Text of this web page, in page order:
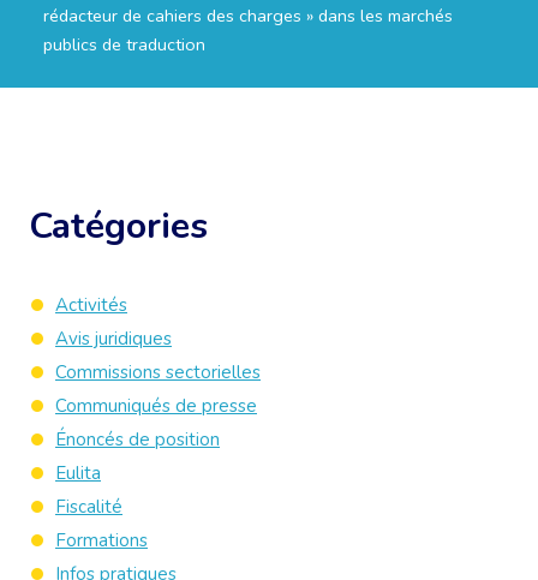
rédacteur de cahiers des charges » dans les marchés
publics de traduction
Catégories
Activités
Avis juridiques
Commissions sectorielles
Communiqués de presse
Énoncés de position
Eulita
Fiscalité
Formations
Infos pratiques